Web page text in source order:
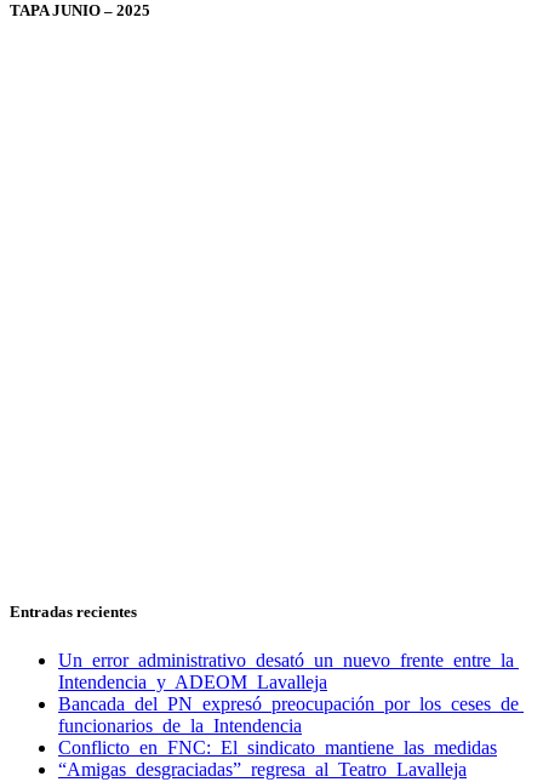
TAPA JUNIO – 2025
Entradas recientes
Un error administrativo desató un nuevo frente entre la
Intendencia y ADEOM Lavalleja
Bancada del PN expresó preocupación por los ceses de
funcionarios de la Intendencia
Conflicto en FNC: El sindicato mantiene las medidas
“Amigas desgraciadas” regresa al Teatro Lavalleja